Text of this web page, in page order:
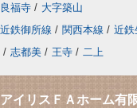
良福寺 / 大字築山
近鉄御所線 / 関西本線 / 近鉄
/ 志都美 / 王寺 / 二上
イリスＦＡホーム有